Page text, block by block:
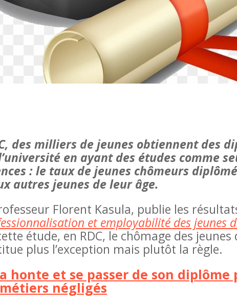
des milliers de jeunes obtiennent des
en ayant des études comme
: le taux de jeunes chômeurs
autres jeunes de leur âge.
Florent Kasula, publie les
et employabilité des jeunes
étude, en RDC, le chômage des
plus l’exception mais plutôt la règle.
honte et se passer de son diplôme
négligés